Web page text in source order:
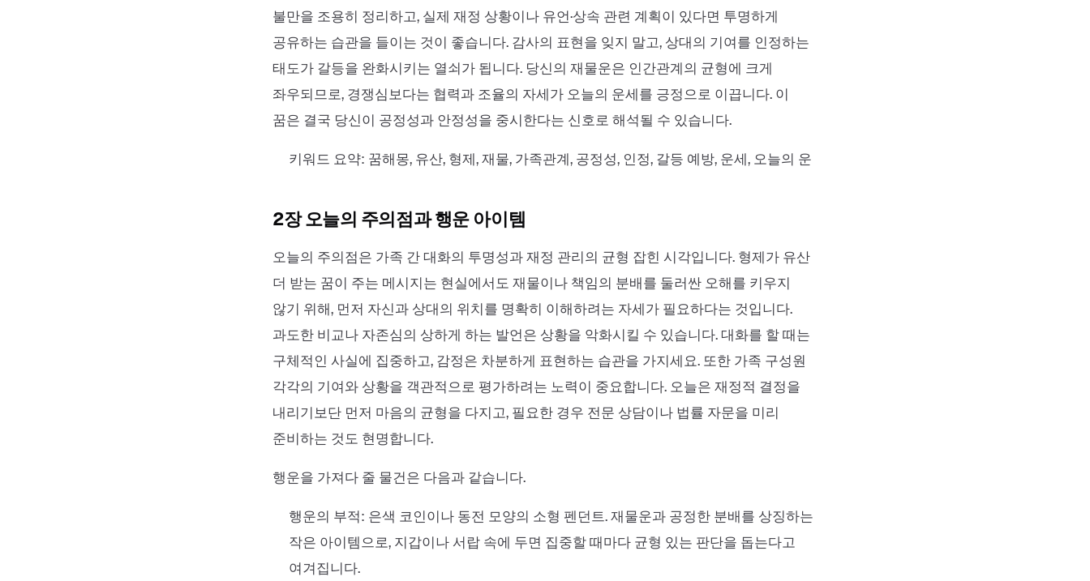
불만을 조용히 정리하고, 실제 재정 상황이나 유언·상속 관련 계획이 있다면 투명하게
공유하는 습관을 들이는 것이 좋습니다. 감사의 표현을 잊지 말고, 상대의 기여를 인정하는
태도가 갈등을 완화시키는 열쇠가 됩니다. 당신의 재물운은 인간관계의 균형에 크게
좌우되므로, 경쟁심보다는 협력과 조율의 자세가 오늘의 운세를 긍정으로 이끕니다. 이
꿈은 결국 당신이 공정성과 안정성을 중시한다는 신호로 해석될 수 있습니다.
키워드 요약: 꿈해몽, 유산, 형제, 재물, 가족관계, 공정성, 인정, 갈등 예방, 운세, 오늘의 운
2장 오늘의 주의점과 행운 아이템
오늘의 주의점은 가족 간 대화의 투명성과 재정 관리의 균형 잡힌 시각입니다. 형제가 유산
더 받는 꿈이 주는 메시지는 현실에서도 재물이나 책임의 분배를 둘러싼 오해를 키우지
않기 위해, 먼저 자신과 상대의 위치를 명확히 이해하려는 자세가 필요하다는 것입니다.
과도한 비교나 자존심의 상하게 하는 발언은 상황을 악화시킬 수 있습니다. 대화를 할 때는
구체적인 사실에 집중하고, 감정은 차분하게 표현하는 습관을 가지세요. 또한 가족 구성원
각각의 기여와 상황을 객관적으로 평가하려는 노력이 중요합니다. 오늘은 재정적 결정을
내리기보단 먼저 마음의 균형을 다지고, 필요한 경우 전문 상담이나 법률 자문을 미리
준비하는 것도 현명합니다.
행운을 가져다 줄 물건은 다음과 같습니다.
행운의 부적: 은색 코인이나 동전 모양의 소형 펜던트. 재물운과 공정한 분배를 상징하는
작은 아이템으로, 지갑이나 서랍 속에 두면 집중할 때마다 균형 있는 판단을 돕는다고
여겨집니다.